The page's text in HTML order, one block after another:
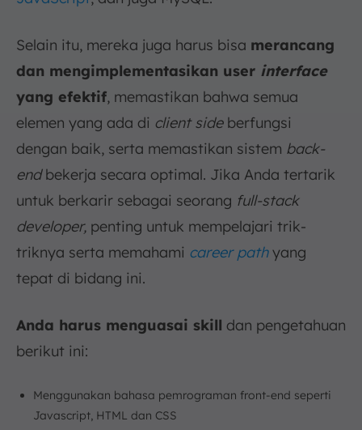
Selain itu, mereka juga harus bisa merancang
dan mengimplementasikan user interface
yang efektif, memastikan bahwa semua
elemen yang ada di client sideberfungsi
dengan baik, serta memastikan sistem back-
endbekerja secara optimal. Jika Anda tertarik
untuk berkarir sebagai seorang full-stack
developer, penting untuk mempelajari trik-
triknya serta memahami career pathyang
tepat di bidang ini.
Anda harus menguasai skill dan pengetahuan
berikut ini:
Menggunakan bahasa pemrograman front-end seperti
Javascript, HTML dan CSS